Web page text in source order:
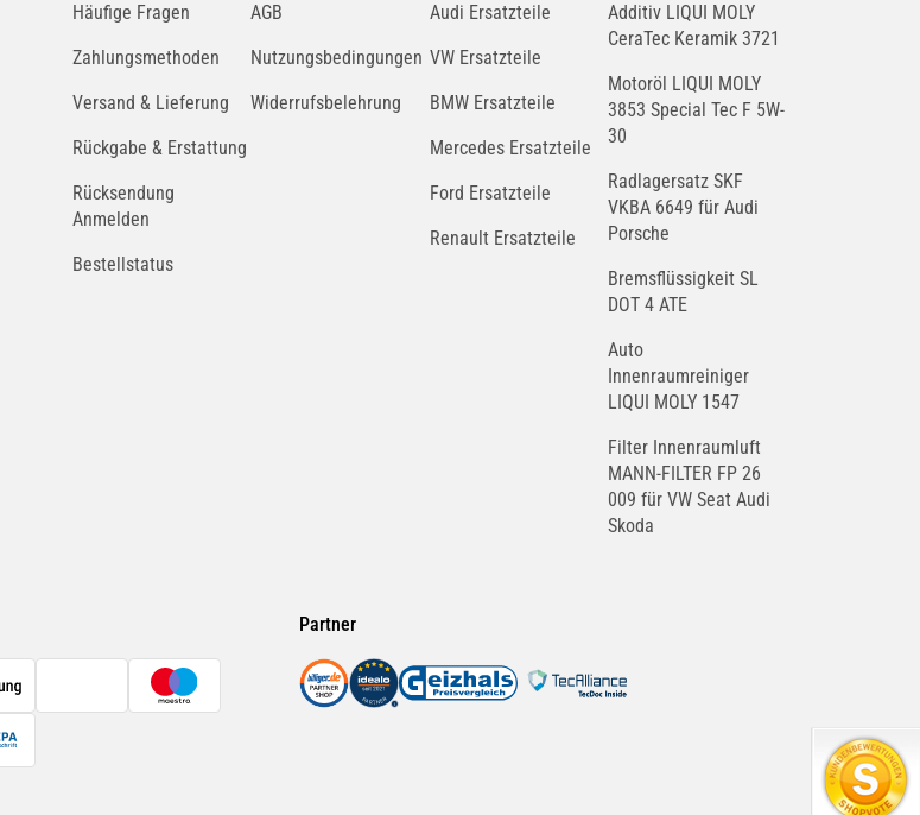
Häufige Fragen
Zahlungsmethoden
Versand & Lieferung
Rückgabe & Erstattung
Rücksendung
Anmelden
Bestellstatus
AGB
Nutzungsbedingungen
Widerrufsbelehrung
Audi Ersatzteile
VW Ersatzteile
BMW Ersatzteile
Mercedes Ersatzteile
Ford Ersatzteile
Renault Ersatzteile
Additiv LIQUI MOLY
CeraTec Keramik 3721
Motoröl LIQUI MOLY
3853 Special Tec F 5W-
30
Radlagersatz SKF
VKBA 6649 für Audi
Porsche
Bremsflüssigkeit SL
DOT 4 ATE
Auto
Innenraumreiniger
LIQUI MOLY 1547
Filter Innenraumluft
MANN-FILTER FP 26
009 für VW Seat Audi
Skoda
Partner